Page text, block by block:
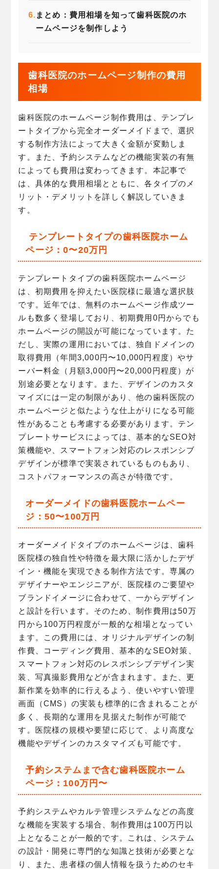
6. まとめ：費用相場を知って歯科医院のホ
ームページを制作しよう
歯科医院のホームページ制作の費用
相場
歯科医院のホームページ制作費用は、テンプレ
ートタイプから完全オーダーメイドまで、選択
する制作方法によって大きく金額が変動しま
す。また、予約システムなどの機能実装の有無
によっても費用は変わってきます。本記事で
は、具体的な費用相場とともに、各タイプのメ
リット・デメリットを詳しく解説していきま
す。
テンプレートタイプの歯科医院ホーム
ページ：0〜20万円
テンプレートタイプの歯科医院ホームページ
は、初期費用を抑えたい医院様に最適な選択肢
です。近年では、無料のホームページ作成ツー
ルも数多く登場しており、初期費用0円からでも
ホームページの開設が可能になっています。た
だし、実際の運用においては、独自ドメインの
取得費用（年間3,000円〜10,000円程度）やサ
ーバー料金（月額3,000円〜20,000円程度）が
別途必要となります。また、デザインのカスタ
マイズには一定の制限があり、他の歯科医院の
ホームページと似たような仕上がりになる可能
性があることも考慮する必要があります。テン
プレートサービスによっては、基本的なSEO対
策機能や、スマートフォン対応のレスポンシブ
デザインが標準で実装されているものもあり、
コストパフォーマンスの高さが特徴です。
オーダーメイドの歯科医院ホームペー
ジ：50〜100万円
オーダーメイドタイプのホームページは、歯科
医院様の独自性や特徴を最大限に活かしたデザ
イン・機能を実現できる制作方法です。専属の
デザイナーやエンジニアが、医院様のご要望や
ブランドイメージに合わせて、一からデザイン
と設計を行います。そのため、制作費用は50万
円から100万円程度が一般的な相場となってい
ます。この費用には、オリジナルデザインの制
作費、コーディング費用、基本的なSEO対策、
スマートフォン対応のレスポンシブデザイン実
装、写真撮影費用などが含まれます。また、更
新作業を効率的に行えるよう、使いやすい管理
画面（CMS）の実装も標準的に含まれることが
多く、長期的な運用を見据えた制作が可能で
す。医院様の規模や要望に応じて、より高度な
機能やデザインのカスタマイズも可能です。
予約システムまで含む歯科医院ホーム
ページ：100万円〜
予約システムやカルテ管理システムなどの高度
な機能を実装する場合、制作費用は100万円以
上となることが一般的です。これは、システム
の設計・開発に専門的な知識と技術が必要とな
り、また、患者様の個人情報を扱うためのセキ